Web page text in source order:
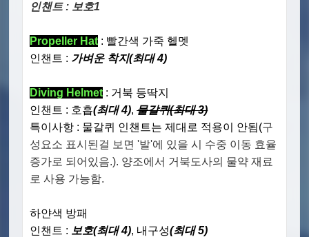
인챈트 : 보호1
Propeller Hat : 빨간색 가죽 헬멧
인챈트 : 가벼운 착지(최대 4)
Diving Helmet : 거북 등딱지
인챈트 : 호흡(최대 4),물갈퀴(최대 3)
특이사항 : 물갈퀴 인챈트는 제대로 적용이 안됨(구
성요소 표시된걸 보면 '발'에 있을 시 수중 이동 효율
증가로 되어있음.). 양조에서 거북도사의 물약 재료
로 사용 가능함.
하얀색 방패
인챈트 : 보호(최대 4), 내구성(최대 5)